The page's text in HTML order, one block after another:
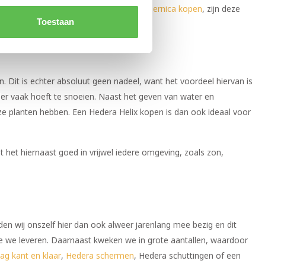
Toestaan
, zoals bijvoorbeeld deHedera Hibernica kopen, zijn deze
Dit is echter absoluut geen nadeel, want het voordeel hiervan is
vaak hoeft te snoeien. Naast het geven van water en
hebben. Een Hedera Helix kopen is dan ook ideaal voor
hiernaast goed in vrijwel iedere omgeving, zoals zon,
wij onszelf hier dan ook alweer jarenlang mee bezig en dit
leveren. Daarnaast kweken we in grote aantallen, waardoor
kant en klaar, Hedera schermen, Hedera schuttingen of een